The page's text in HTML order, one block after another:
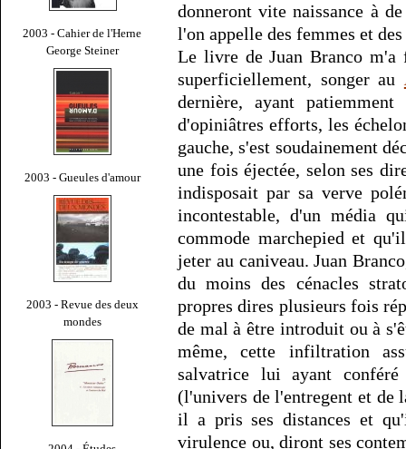
2003 - Cahier de l'Herne
George Steiner
2003 - Gueules d'amour
2003 - Revue des deux
mondes
donneront vite naissance à
l'on appelle des femmes et
Le livre de Juan Branco m'a
superficiellement, songer au
dernière, ayant
d'opiniâtres efforts, les
gauche, s'est soudainement
une fois éjectée, selon ses
indisposait par sa verve
incontestable, d'un média
commode marchepied et
jeter au caniveau. Juan
du moins des cénacles
propres dires plusieurs fois
de mal à être introduit ou à
même, cette infiltration
salvatrice lui ayant
(l'univers de l'entregent et de
il a pris ses distances et
virulence ou, diront ses